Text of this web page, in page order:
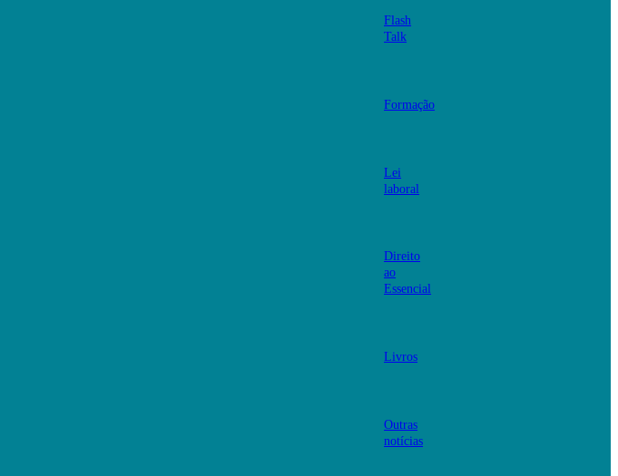
Flash
Talk
Formação
Lei
laboral
Direito
ao
Essencial
Livros
Outras
notícias